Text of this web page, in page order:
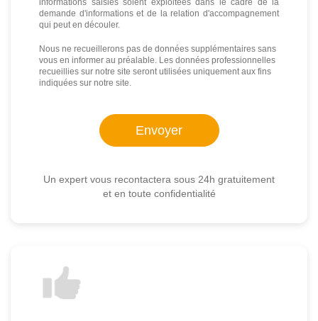
demande d'informations et de la relation d'accompagnement
qui peut en découler.
Nous ne recueillerons pas de données supplémentaires sans
vous en informer au préalable. Les données professionnelles
recueillies sur notre site seront utilisées uniquement aux fins
indiquées sur notre site.
Un expert vous recontactera sous 24h gratuitement
et en toute confidentialité